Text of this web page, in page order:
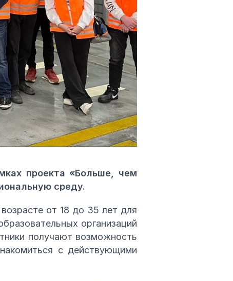
проекта «Больше, чем
среду.
от 18 до 35 лет для
организаций
получают возможность
с действующими